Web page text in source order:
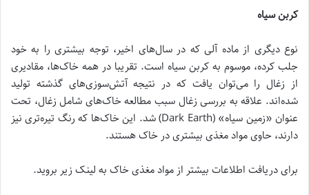
کربن سیاه
نوع دیگری از ماده آلی که در سال‌های اخیر، توجه بیشتری را به خود
جلب کرده، موسوم به کربن سیاه است. تقریبا در همه خاک‌ها، مقادیری
از زغال را می‌توان یافت که در نتیجه آتش‌سوزی‌های گذشته تولید
شده‌اند. علاقه به بررسی زغال سبب مطالعه خاک‌های شامل زغال، تحت
عنوان «زمین سیاه‌» (Dark Earth) شد. این خاک‌ها که رنگ تیره‌تری نیز
دارند، حاوی مواد مغذی بیشتری در خاک هستند.
برای دریافت اطلاعات بیشتر از مواد مغذی خاک به لینک زیر بروید.